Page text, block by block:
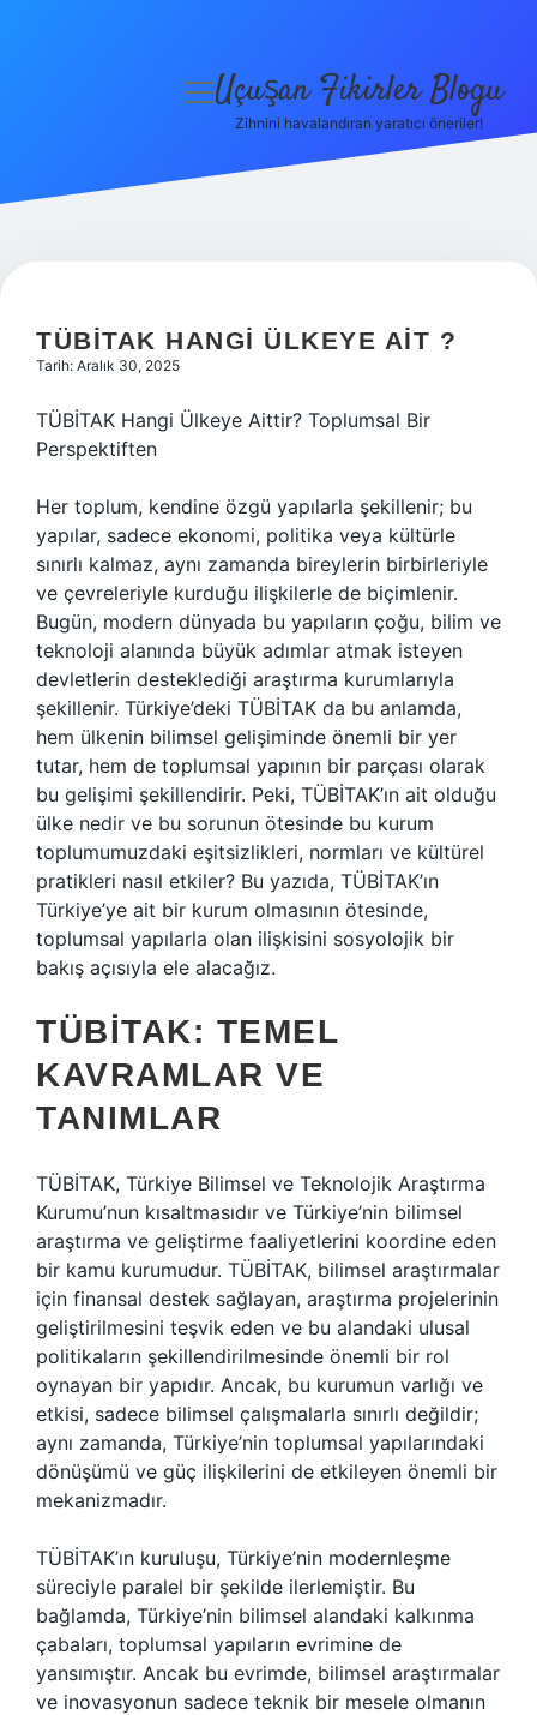
Hakkımızda
menüyü
Uçuşan Fikirler Blogu
Zihnini havalandıran yaratıcı öneriler!
TÜBITAK HANGI ÜLKEYE AIT ?
Tarih: Aralık 30, 2025
TÜBİTAK Hangi Ülkeye Aittir? Toplumsal Bir
Perspektiften
Her toplum, kendine özgü yapılarla şekillenir; bu
yapılar, sadece ekonomi, politika veya kültürle
sınırlı kalmaz, aynı zamanda bireylerin birbirleriyle
ve çevreleriyle kurduğu ilişkilerle de biçimlenir.
Bugün, modern dünyada bu yapıların çoğu, bilim ve
teknoloji alanında büyük adımlar atmak isteyen
devletlerin desteklediği araştırma kurumlarıyla
şekillenir. Türkiye’deki TÜBİTAK da bu anlamda,
hem ülkenin bilimsel gelişiminde önemli bir yer
tutar, hem de toplumsal yapının bir parçası olarak
bu gelişimi şekillendirir. Peki, TÜBİTAK’ın ait olduğu
ülke nedir ve bu sorunun ötesinde bu kurum
toplumumuzdaki eşitsizlikleri, normları ve kültürel
pratikleri nasıl etkiler? Bu yazıda, TÜBİTAK’ın
Türkiye’ye ait bir kurum olmasının ötesinde,
toplumsal yapılarla olan ilişkisini sosyolojik bir
bakış açısıyla ele alacağız.
TÜBİTAK: TEMEL
KAVRAMLAR VE
TANIMLAR
TÜBİTAK, Türkiye Bilimsel ve Teknolojik Araştırma
Kurumu’nun kısaltmasıdır ve Türkiye’nin bilimsel
araştırma ve geliştirme faaliyetlerini koordine eden
bir kamu kurumudur. TÜBİTAK, bilimsel araştırmalar
için finansal destek sağlayan, araştırma projelerinin
geliştirilmesini teşvik eden ve bu alandaki ulusal
politikaların şekillendirilmesinde önemli bir rol
oynayan bir yapıdır. Ancak, bu kurumun varlığı ve
etkisi, sadece bilimsel çalışmalarla sınırlı değildir;
aynı zamanda, Türkiye’nin toplumsal yapılarındaki
dönüşümü ve güç ilişkilerini de etkileyen önemli bir
mekanizmadır.
TÜBİTAK’ın kuruluşu, Türkiye’nin modernleşme
süreciyle paralel bir şekilde ilerlemiştir. Bu
bağlamda, Türkiye’nin bilimsel alandaki kalkınma
çabaları, toplumsal yapıların evrimine de
yansımıştır. Ancak bu evrimde, bilimsel araştırmalar
ve inovasyonun sadece teknik bir mesele olmanın